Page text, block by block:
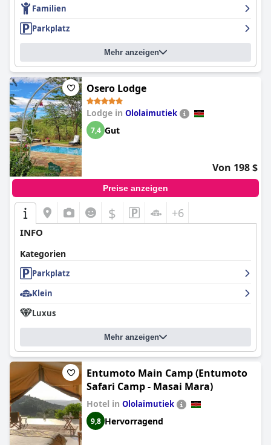
Familien
Parkplatz
Mehr anzeigen
Osero Lodge
Lodge in Ololaimutiek
7,4 Gut
Von 198 $
Preise anzeigen
$ +6
INFO
Kategorien
Parkplatz
Klein
Luxus
Mehr anzeigen
Entumoto Main Camp (Entumoto
Safari Camp - Masai Mara)
Hotel in Ololaimutiek
9,8 Hervorragend